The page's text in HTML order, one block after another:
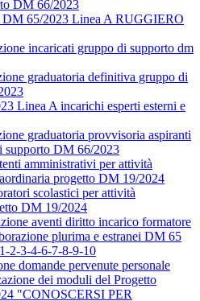
DM 66/2023
DM 65/2023 Linea A RUGGIERO
incaricati gruppo di supporto dm
graduatoria definitiva gruppo di
Linea A incarichi esperti esterni e
graduatoria provvisoria aspiranti
supporto DM 66/2023
amministrativi per attività
progetto DM 19/2024
scolastici per attività
DM 19/2024
aventi diritto incarico formatore
plurima e estranei DM 65
2-3-4-6-7-8-9-10
domande pervenute personale
dei moduli del Progetto
"CONOSCERSI PER